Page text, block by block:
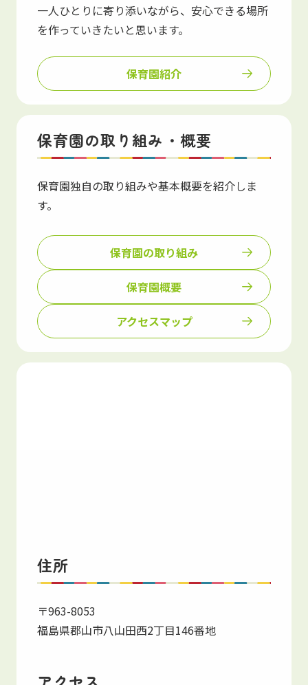
一人ひとりに寄り添いながら、安心できる場所
を作っていきたいと思います。
保育園紹介
保育園の取り組み・概要
保育園独自の取り組みや基本概要を紹介しま
す。
保育園の取り組み
保育園概要
アクセスマップ
住所
〒963-8053
福島県郡山市八山田西2丁目146番地
アクセス